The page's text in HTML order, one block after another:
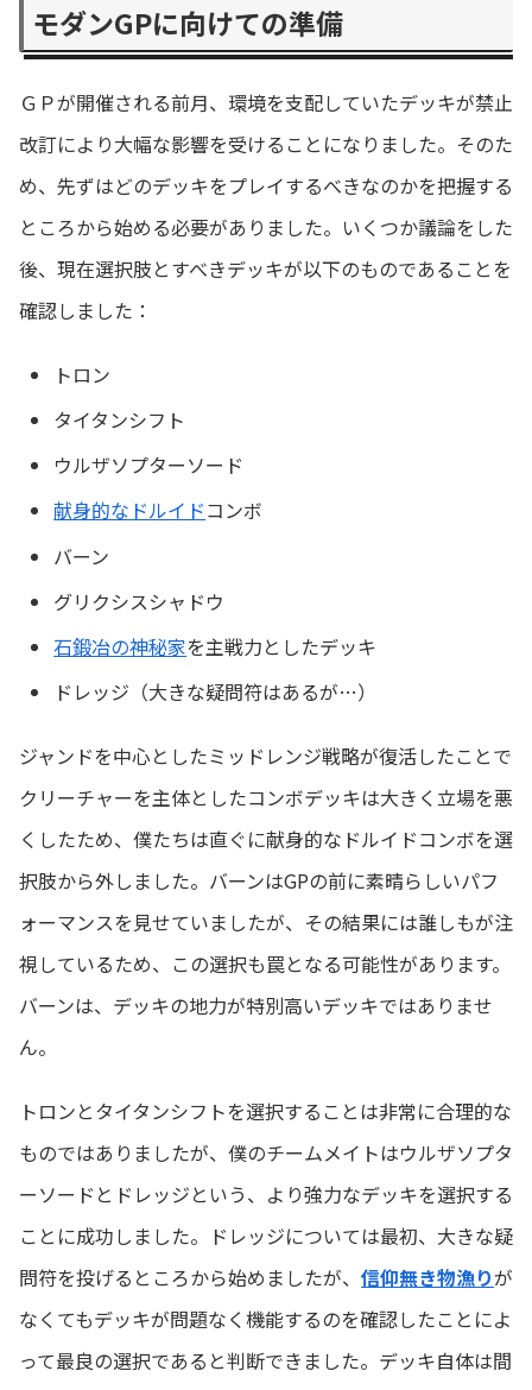
モダンGPに向けての準備
ＧＰが開催される前月、環境を支配していたデッキが禁止
改訂により大幅な影響を受けることになりました。そのた
め、先ずはどのデッキをプレイするべきなのかを把握する
ところから始める必要がありました。いくつか議論をした
後、現在選択肢とすべきデッキが以下のものであることを
確認しました：
トロン
タイタンシフト
ウルザソプターソード
献身的なドルイドコンボ
バーン
グリクシスシャドウ
石鍛冶の神秘家を主戦力としたデッキ
ドレッジ（大きな疑問符はあるが…）
ジャンドを中心としたミッドレンジ戦略が復活したことで
クリーチャーを主体としたコンボデッキは大きく立場を悪
くしたため、僕たちは直ぐに献身的なドルイドコンボを選
択肢から外しました。バーンはGPの前に素晴らしいパフ
ォーマンスを見せていましたが、その結果には誰しもが注
視しているため、この選択も罠となる可能性があります。
バーンは、デッキの地力が特別高いデッキではありませ
ん。
トロンとタイタンシフトを選択することは非常に合理的な
ものではありましたが、僕のチームメイトはウルザソプタ
ーソードとドレッジという、より強力なデッキを選択する
ことに成功しました。ドレッジについては最初、大きな疑
問符を投げるところから始めましたが、 信仰無き物漁りが
なくてもデッキが問題なく機能するのを確認したことによ
って最良の選択であると判断できました。デッキ自体は間